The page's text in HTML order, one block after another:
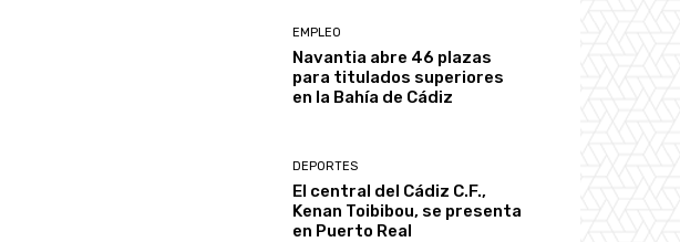
EMPLEO
Navantia abre 46 plazas
para titulados superiores
en la Bahía de Cádiz
DEPORTES
El central del Cádiz C.F.,
Kenan Toibibou, se presenta
en Puerto Real